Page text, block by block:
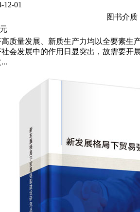
12-01
图书介质
质量发展、新质生产力均以全要素生
会发展中的作用日显突出，故需要开